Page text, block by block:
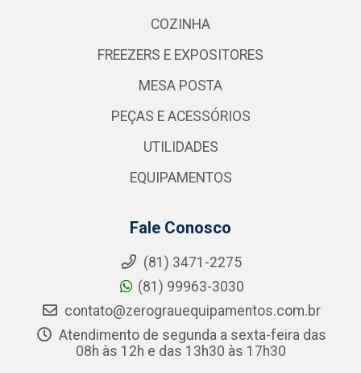
COZINHA
FREEZERS E EXPOSITORES
MESA POSTA
PEÇAS E ACESSÓRIOS
UTILIDADES
EQUIPAMENTOS
Fale Conosco
(81) 3471-2275
(81) 99963-3030
contato@zerograuequipamentos.com.br
Atendimento de segunda a sexta-feira das
08h às 12h e das 13h30 às 17h30